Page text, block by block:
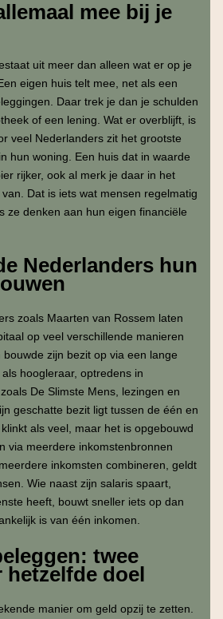
mee bij je
uit meer dan alleen wat er op je
eigen huis telt mee, net als een
Daar trek je dan je schulden
of een lening. Wat er overblijft, is
veel Nederlanders zit het grootste
hun woning. Een huis dat in waarde
rijker, ook al merk je daar in het
Dat is iets wat mensen regelmatig
ze denken aan hun eigen financiële
Nederlanders hun
zoals Maarten van Rossem laten
op veel verschillende manieren
zijn bezit op via een lange
hoogleraar, optredens in
De Slimste Mens, lezingen en
geschatte bezit ligt tussen de één en
als veel, maar het is opgebouwd
via meerdere inkomstenbronnen
inkomsten combineren, geldt
Wie naast zijn salaris spaart,
heeft, bouwt sneller iets op dan
is van één inkomen.
twee
hetzelfde doel
manier om geld opzij te zetten.